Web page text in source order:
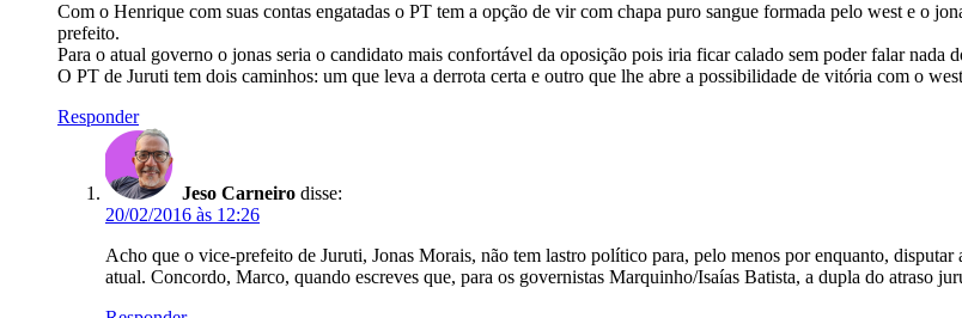
Com o Henrique com suas contas engatadas o PT tem a opção de vir com chapa puro sangue formada pelo west e o
prefeito.
Para o atual governo o jonas seria o candidato mais confortável da oposição pois iria ficar calado sem poder falar nada
O PT de Juruti tem dois caminhos: um que leva a derrota certa e outro que lhe abre a possibilidade de vitória com o
Responder
Jeso Carneiro disse:
20/02/2016 às 12:26
Acho que o vice-prefeito de Juruti, Jonas Morais, não tem lastro político para, pelo menos por enquanto,
atual. Concordo, Marco, quando escreves que, para os governistas Marquinho/Isaías Batista, a dupla do atraso